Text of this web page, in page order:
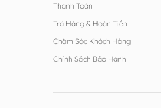
Thanh Toán
Trả Hàng & Hoàn Tiền
Chăm Sóc Khách Hàng
Chính Sách Bảo Hành